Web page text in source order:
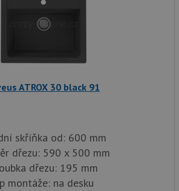
ATROX 30 black 91
skříňka od: 600 mm
dřezu: 590 x 500 mm
dřezu: 195 mm
montáže: na desku